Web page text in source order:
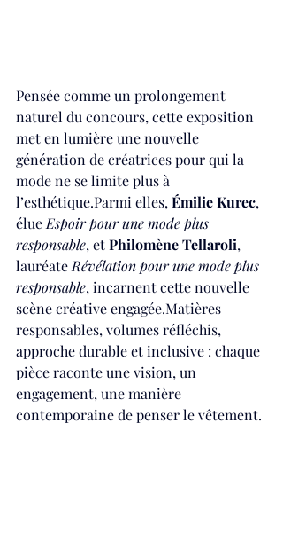
Pensée comme un prolongement
naturel du concours, cette exposition
met en lumière une nouvelle
génération de créatrices pour qui la
mode ne se limite plus à
l’esthétique.Parmi elles, Émilie Kurec,
élue Espoir pour une mode plus
responsable, et Philomène Tellaroli,
lauréate Révélation pour une mode plus
responsable, incarnent cette nouvelle
scène créative engagée.Matières
responsables, volumes réfléchis,
approche durable et inclusive : chaque
pièce raconte une vision, un
engagement, une manière
contemporaine de penser le vêtement.